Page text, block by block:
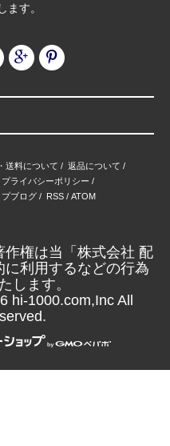
ます。
送料について / 返品について /
プライバシーポリシー /
プブログ / RSS / ATOM
権は当「株式会社 配
利用するなどの行為
します。
hi-1000.com,Inc All